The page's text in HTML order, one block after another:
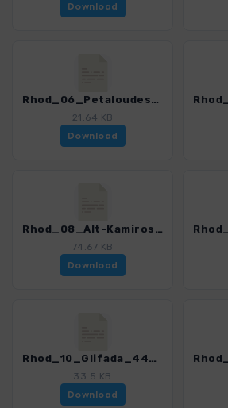
Download
Rhod_06_Petaloudes_4485_2.gpx
21.64 KB
Download
Rhod_08_Alt-Kamiros_4485_2.gpx
74.67 KB
Download
Rhod_10_Glifada_4485_2.gpx
33.5 KB
Download